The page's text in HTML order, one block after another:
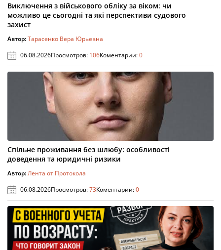
Виключення з військового обліку за віком: чи
можливо це сьогодні та які перспективи судового
захист
Автор:Тарасенко Вера Юрьевна
06.08.2026Просмотров: 106Коментарии:0
Спільне проживання без шлюбу: особливості
доведення та юридичні ризики
Автор:Лента от Протокола
06.08.2026Просмотров:73Коментарии:0